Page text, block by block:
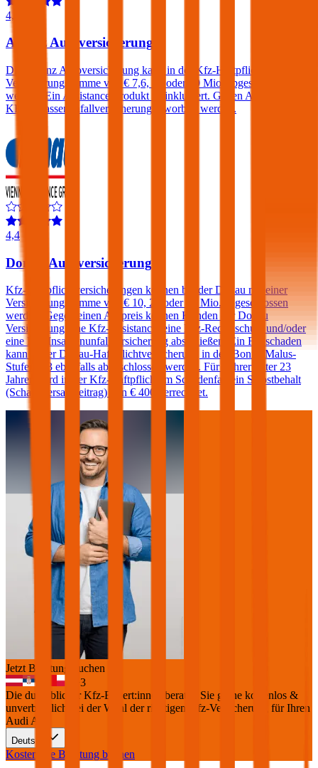
4,3
Allianz Autoversicherung
Die Allianz Autoversicherung kann in der Kfz-Haftpflicht mit einer
Versicherungssumme von € 7,6, 15 oder 30 Mio. abgeschlossen
werden. Ein Assistance-Produkt ist inkludiert. Gegen Aufpreis eine
KFZ-Insassenunfallversicherung erworben werden.
4,4
Donau Autoversicherung
Kfz-Haftpflichtversicherungen können bei der Donau mit einer
Versicherungssumme von € 10, 20 oder 30 Mio. abgeschlossen
werden. Gegen einen Aufpreis können Kunden der Donau
Versicherung eine Kfz-Assistance, eine Kfz-Rechtsschutz und/oder
eine Kfz-Insassenunfallversicherung abschließen. Ein Freischaden
kann in der Donau-Haftpflichtversicherung in den Bonus-Malus-
Stufen 0-3 ebenfalls abgeschlossen werden. Für Fahrer unter 23
Jahren wird in der Kfz-Haftpflicht im Schadenfall ein Selbstbehalt
(Schadenersatzbeitrag) von € 400 verrechnet.
Jetzt Beratung buchen
+3
Die durchblicker Kfz-Expert:innen beraten Sie gerne kostenlos &
unverbindlich bei der Wahl der richtigen Kfz-Versicherung für Ihren
Audi A7
Deutsch
Kostenlose Beratung buchen